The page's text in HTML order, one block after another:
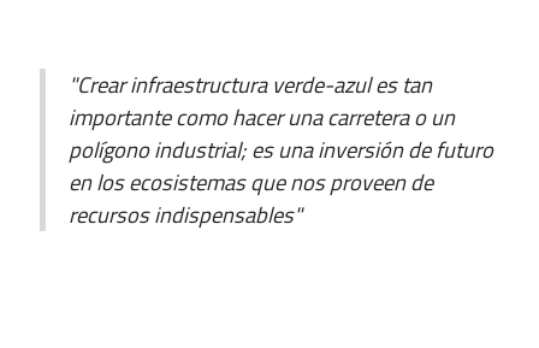
"Crear infraestructura verde-azul es tan
importante como hacer una carretera o un
polígono industrial; es una inversión de futuro
en los ecosistemas que nos proveen de
recursos indispensables"